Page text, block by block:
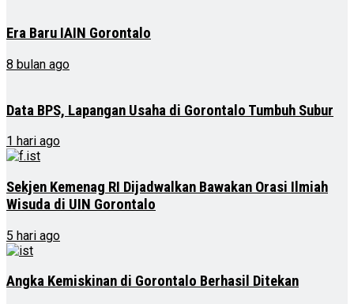
Era Baru IAIN Gorontalo
8 bulan ago
Data BPS, Lapangan Usaha di Gorontalo Tumbuh Subur
1 hari ago
Sekjen Kemenag RI Dijadwalkan Bawakan Orasi Ilmiah
Wisuda di UIN Gorontalo
5 hari ago
Angka Kemiskinan di Gorontalo Berhasil Ditekan